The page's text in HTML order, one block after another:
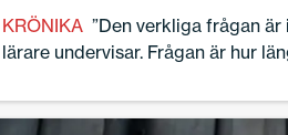
KRÖNIKA ”Den verkliga frågan
lärare undervisar. Frågan är hur
skapades för ett samhälle som